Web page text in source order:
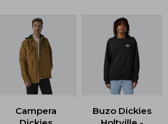
Campera
Buzo Dickies